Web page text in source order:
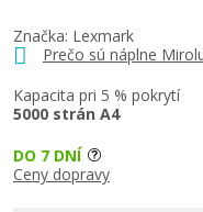
Značka: Lexmark
Prečo sú náplne
Kapacita pri 5 % pokrytí
5000 strán A4
DO 7 DNÍ
Ceny dopravy